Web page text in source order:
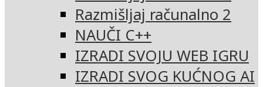
Razmišljaj računalno 2
NAUČI C++
IZRADI SVOJU WEB IGRU
IZRADI SVOG KUĆNOG AI